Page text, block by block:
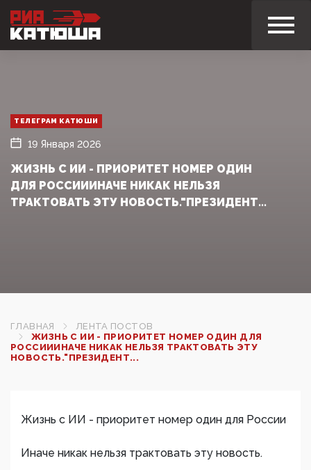
ТЕЛЕГРАМ КАТЮШИ
19 Января 2026
ЖИЗНЬ С ИИ - ПРИОРИТЕТ НОМЕР ОДИН
ДЛЯ РОССИИИНАЧЕ НИКАК НЕЛЬЗЯ
ТРАКТОВАТЬ ЭТУ НОВОСТЬ."ПРЕЗИДЕНТ...
ГЛАВНАЯ
ЛЕНТА ПОСТОВ
ЖИЗНЬ С ИИ - ПРИОРИТЕТ НОМЕР ОДИН ДЛЯ
РОССИИИНАЧЕ НИКАК НЕЛЬЗЯ ТРАКТОВАТЬ ЭТУ
НОВОСТЬ."ПРЕЗИДЕНТ...
Жизнь с ИИ - приоритет номер один для России
Иначе никак нельзя трактовать эту новость.